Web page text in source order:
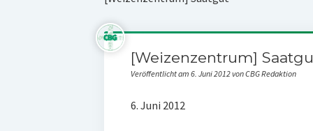
[Weizenzentrum]
Veröffentlicht am 6. Juni 2012 von CBG Redaktion
6. Juni 2012